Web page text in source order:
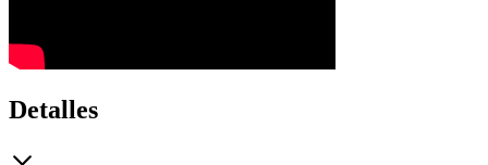
Detalles